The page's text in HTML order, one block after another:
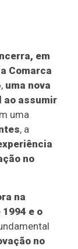
em
Comarca
uma nova
ao assumir
uma
, a
no
na
1994 e o
no